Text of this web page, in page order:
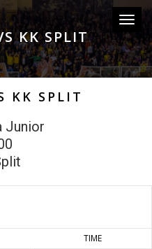
KK SPLIT
KK SPLIT
Junior
TIME